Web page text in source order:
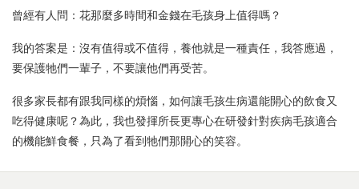
曾經有人問：花那麼多時間和金錢在毛孩身上值得嗎？
我的答案是：沒有值得或不值得，養他就是一種責任，我答應過，
要保護牠們一輩子，不要讓他們再受苦。
很多家長都有跟我同樣的煩惱，如何讓毛孩生病還能開心的飲食又
吃得健康呢？為此，我也發揮所長更專心在研發針對疾病毛孩適合
的機能鮮食餐，只為了看到牠們那開心的笑容。